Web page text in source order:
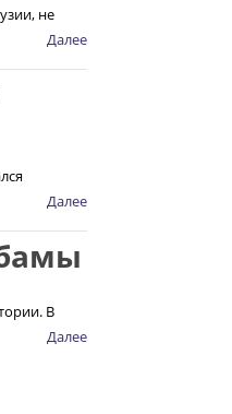
не
Далее
Далее
В
Далее